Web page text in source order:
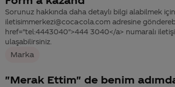
Sorunuz hakkında daha detaylı bilgi alabilmek
iletisimmerkezi@coca-cola.com adresine
href="tel:4443040">444 3040</a> numaralı
ulaşabilirsiniz.
Marka
"Merak Ettim" de benim